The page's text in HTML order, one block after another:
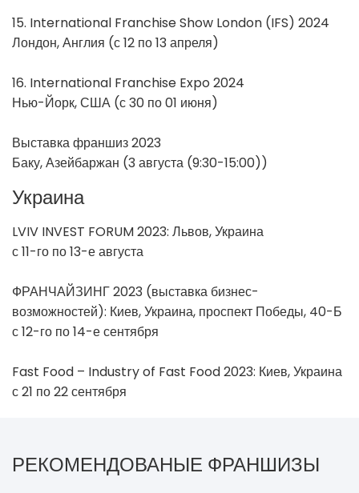
15. International Franchise Show London (IFS) 2024
Лондон, Англия (с 12 по 13 апреля)
16. International Franchise Expo 2024
Нью-Йорк, США (с 30 по 01 июня)
Выставка франшиз 2023
Баку, Азейбаржан (3 августа (9:30-15:00))
Украина
LVIV INVEST FORUM 2023: Львов, Украина
с 11-го по 13-е августа
ФРАНЧАЙЗИНГ 2023 (выставка бизнес-
возможностей): Киев, Украина, проспект Победы, 40-Б
с 12-го по 14-е сентября
Fast Food – Industry of Fast Food 2023: Киев, Украина
с 21 по 22 сентября
РЕКОМЕНДОВАНЫЕ ФРАНШИЗЫ